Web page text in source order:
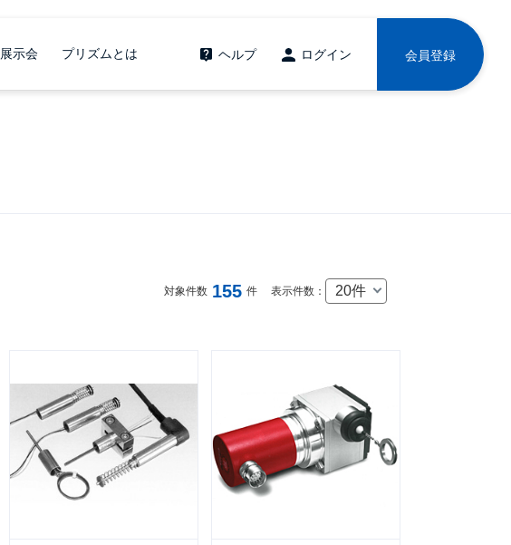
展示会 プリズムとは ヘルプ ログイン 会員登録
対象件数 155 件 表示件数： 20件